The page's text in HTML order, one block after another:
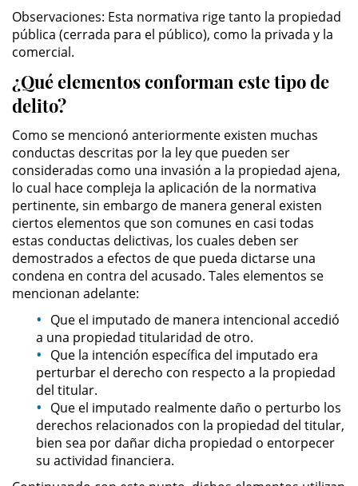
Posesión de Marihuana
Controladas
Posesión De Parafernalia De
Drogas
Posesión De Una Sustancia
Controlada Para La Venta
Posesión De Metanfetamina
Posesión de Marihuana para la
El Programa de Desviación
Previo al Juicio PC 1000
Controlada Para La Venta
Delitos de Fraude
Observaciones: Esta normativa rige tanto la propiedad
pública (cerrada para el público), como la privada y la
comercial.
¿Qué elementos conforman este tipo de
delito?
Como se mencionó anteriormente existen muchas
conductas descritas por la ley que pueden ser
consideradas como una invasión a la propiedad ajena,
lo cual hace compleja la aplicación de la normativa
pertinente, sin embargo de manera general existen
ciertos elementos que son comunes en casi todas
estas conductas delictivas, los cuales deben ser
demostrados a efectos de que pueda dictarse una
condena en contra del acusado. Tales elementos se
mencionan adelante:
Que el imputado de manera intencional accedió
a una propiedad titularidad de otro.
Que la intención específica del imputado era
perturbar el derecho con respecto a la propiedad
del titular.
Que el imputado realmente daño o perturbo los
derechos relacionados con la propiedad del titular,
bien sea por dañar dicha propiedad o entorpecer
su actividad financiera.